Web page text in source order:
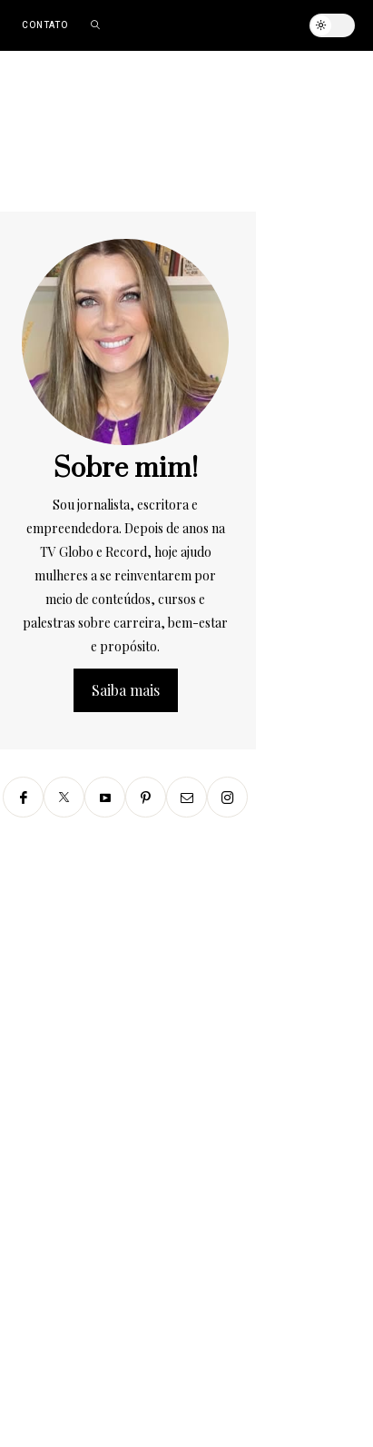
CONTATO
Sobre mim!
Sou jornalista, escritora e
empreendedora. Depois de anos na
TV Globo e Record, hoje ajudo
mulheres a se reinventarem por
meio de conteúdos, cursos e
palestras sobre carreira, bem-estar
e propósito.
Saiba mais